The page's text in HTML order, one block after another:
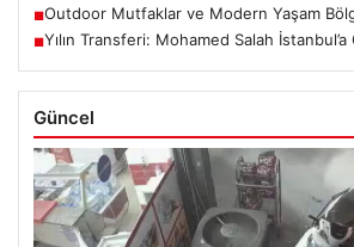
■Outdoor Mutfaklar ve Modern Yaşam
■Yılın Transferi: Mohamed Salah
Güncel